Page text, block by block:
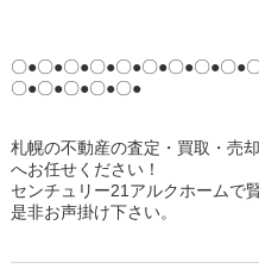
〇●〇●〇●〇●〇●〇●〇●〇●〇●
〇●〇●〇●〇●〇●
札幌の不動産の査定・買取・売
へお任せください！
センチュリー21アルクホームで
是非お声掛け下さい。